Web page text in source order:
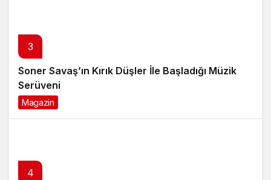
3
Soner Savaş’ın Kırık Düşler İle Başladığı Müzik
Serüveni
Magazin
4